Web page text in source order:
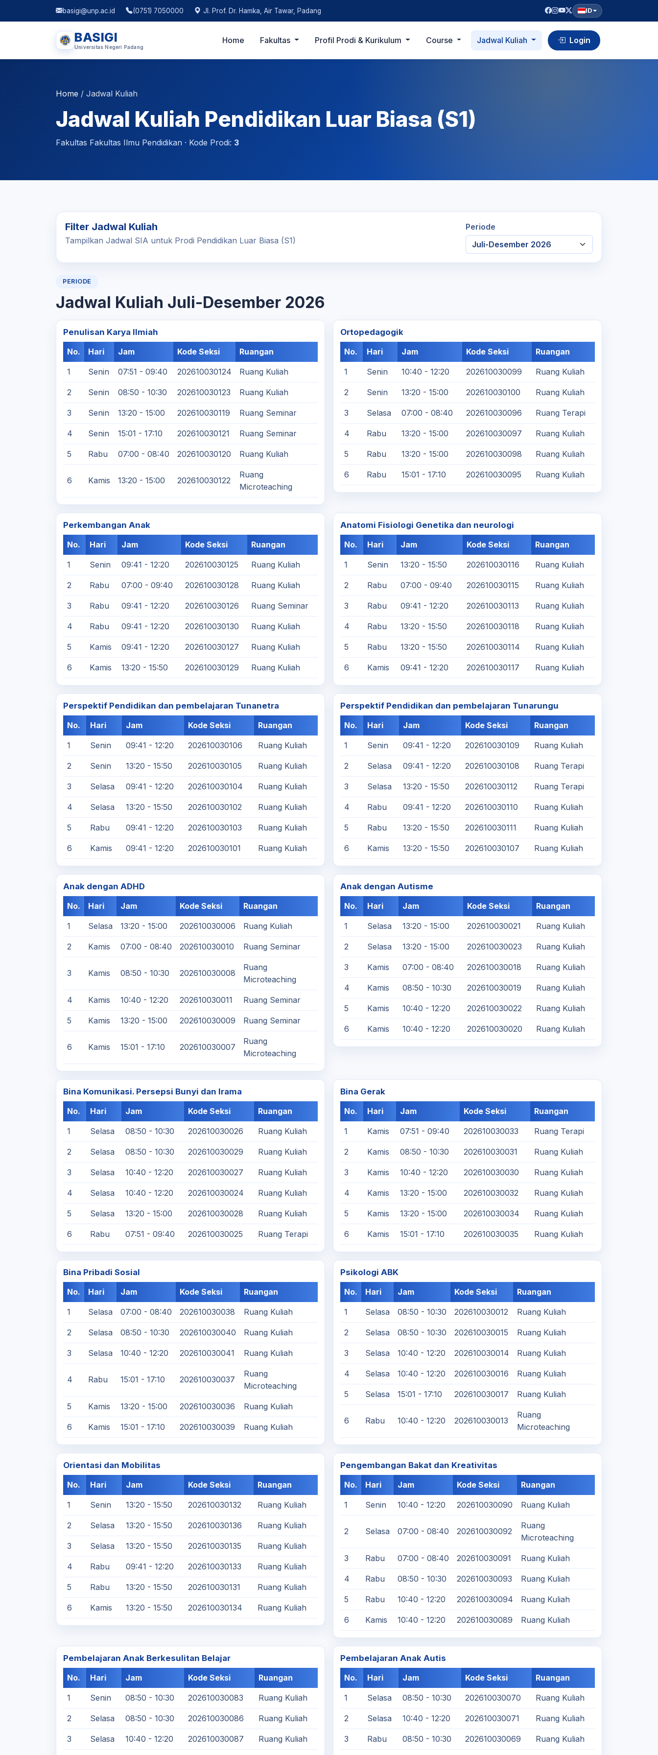
basigi@unp.ac.id (0751) 7050000 Jl. Prof. Dr. Hamka, Air Tawar, Padang ID
BASIGI
Universitas Negeri Padang
Home Fakultas Profil Prodi & Kurikulum Course Jadwal Kuliah Login
Home / Jadwal Kuliah
Jadwal Kuliah Pendidikan Luar Biasa (S1)
Fakultas Fakultas Ilmu Pendidikan · Kode Prodi: 3
Filter Jadwal Kuliah
Tampilkan Jadwal SIA untuk Prodi Pendidikan Luar Biasa (S1)
Periode
PERIODE
Jadwal Kuliah Juli-Desember 2026
Penulisan Karya Ilmiah
No.
Hari Jam Kode Seksi Ruangan
1 Senin 07:51 - 09:40 202610030124 Ruang Kuliah
2 Senin 08:50 - 10:30 202610030123 Ruang Kuliah
3 Senin 13:20 - 15:00 202610030119 Ruang Seminar
4 Senin 15:01 - 17:10 202610030121 Ruang Seminar
5 Rabu 07:00 - 08:40 202610030120 Ruang Kuliah
6 Kamis 13:20 - 15:00 202610030122
Ruang
Microteaching
Ortopedagogik
No.
Hari Jam Kode Seksi Ruangan
1 Senin 10:40 - 12:20 202610030099 Ruang Kuliah
2 Senin 13:20 - 15:00 202610030100 Ruang Kuliah
3 Selasa 07:00 - 08:40 202610030096 Ruang Terapi
4 Rabu 13:20 - 15:00 202610030097 Ruang Kuliah
5 Rabu 13:20 - 15:00 202610030098 Ruang Kuliah
6 Rabu 15:01 - 17:10 202610030095 Ruang Kuliah
Perkembangan Anak
No.
Hari Jam Kode Seksi Ruangan
1 Senin 09:41 - 12:20 202610030125 Ruang Kuliah
2 Rabu 07:00 - 09:40 202610030128 Ruang Kuliah
3 Rabu 09:41 - 12:20 202610030126 Ruang Seminar
4 Rabu 09:41 - 12:20 202610030130 Ruang Kuliah
5 Kamis 09:41 - 12:20 202610030127 Ruang Kuliah
6 Kamis 13:20 - 15:50 202610030129 Ruang Kuliah
Anatomi Fisiologi Genetika dan neurologi
No.
Hari Jam Kode Seksi Ruangan
1 Senin 13:20 - 15:50 202610030116 Ruang Kuliah
2 Rabu 07:00 - 09:40 202610030115 Ruang Kuliah
3 Rabu 09:41 - 12:20 202610030113 Ruang Kuliah
4 Rabu 13:20 - 15:50 202610030118 Ruang Kuliah
5 Rabu 13:20 - 15:50 202610030114 Ruang Kuliah
6 Kamis 09:41 - 12:20 202610030117 Ruang Kuliah
Perspektif Pendidikan dan pembelajaran Tunanetra
No.
Hari Jam Kode Seksi Ruangan
1 Senin 09:41 - 12:20 202610030106 Ruang Kuliah
2 Senin 13:20 - 15:50 202610030105 Ruang Kuliah
3 Selasa 09:41 - 12:20 202610030104 Ruang Kuliah
4 Selasa 13:20 - 15:50 202610030102 Ruang Kuliah
5 Rabu 09:41 - 12:20 202610030103 Ruang Kuliah
6 Kamis 09:41 - 12:20 202610030101 Ruang Kuliah
Perspektif Pendidikan dan pembelajaran Tunarungu
No.
Hari Jam Kode Seksi Ruangan
1 Senin 09:41 - 12:20 202610030109 Ruang Kuliah
2 Selasa 09:41 - 12:20 202610030108 Ruang Terapi
3 Selasa 13:20 - 15:50 202610030112 Ruang Terapi
4 Rabu 09:41 - 12:20 202610030110 Ruang Kuliah
5 Rabu 13:20 - 15:50 202610030111 Ruang Kuliah
6 Kamis 13:20 - 15:50 202610030107 Ruang Kuliah
Anak dengan ADHD
No.
Hari Jam Kode Seksi Ruangan
1 Selasa 13:20 - 15:00 202610030006 Ruang Kuliah
2 Kamis 07:00 - 08:40 202610030010 Ruang Seminar
3 Kamis 08:50 - 10:30 202610030008
Ruang
Microteaching
4 Kamis 10:40 - 12:20 202610030011 Ruang Seminar
5 Kamis 13:20 - 15:00 202610030009 Ruang Seminar
6 Kamis 15:01 - 17:10 202610030007
Ruang
Microteaching
Anak dengan Autisme
No.
Hari Jam Kode Seksi Ruangan
1 Selasa 13:20 - 15:00 202610030021 Ruang Kuliah
2 Selasa 13:20 - 15:00 202610030023 Ruang Kuliah
3 Kamis 07:00 - 08:40 202610030018 Ruang Kuliah
4 Kamis 08:50 - 10:30 202610030019 Ruang Kuliah
5 Kamis 10:40 - 12:20 202610030022 Ruang Kuliah
6 Kamis 10:40 - 12:20 202610030020 Ruang Kuliah
Bina Komunikasi. Persepsi Bunyi dan Irama
No.
Hari Jam Kode Seksi Ruangan
1 Selasa 08:50 - 10:30 202610030026 Ruang Kuliah
2 Selasa 08:50 - 10:30 202610030029 Ruang Kuliah
3 Selasa 10:40 - 12:20 202610030027 Ruang Kuliah
4 Selasa 10:40 - 12:20 202610030024 Ruang Kuliah
5 Selasa 13:20 - 15:00 202610030028 Ruang Kuliah
6 Rabu 07:51 - 09:40 202610030025 Ruang Terapi
Bina Gerak
No.
Hari Jam Kode Seksi Ruangan
1 Kamis 07:51 - 09:40 202610030033 Ruang Terapi
2 Kamis 08:50 - 10:30 202610030031 Ruang Kuliah
3 Kamis 10:40 - 12:20 202610030030 Ruang Kuliah
4 Kamis 13:20 - 15:00 202610030032 Ruang Kuliah
5 Kamis 13:20 - 15:00 202610030034 Ruang Kuliah
6 Kamis 15:01 - 17:10 202610030035 Ruang Kuliah
Bina Pribadi Sosial
No.
Hari Jam Kode Seksi Ruangan
1 Selasa 07:00 - 08:40 202610030038 Ruang Kuliah
2 Selasa 08:50 - 10:30 202610030040 Ruang Kuliah
3 Selasa 10:40 - 12:20 202610030041 Ruang Kuliah
4 Rabu 15:01 - 17:10 202610030037
Ruang
Microteaching
5 Kamis 13:20 - 15:00 202610030036 Ruang Kuliah
6 Kamis 15:01 - 17:10 202610030039 Ruang Kuliah
Psikologi ABK
No.
Hari Jam Kode Seksi Ruangan
1 Selasa 08:50 - 10:30 202610030012 Ruang Kuliah
2 Selasa 08:50 - 10:30 202610030015 Ruang Kuliah
3 Selasa 10:40 - 12:20 202610030014 Ruang Kuliah
4 Selasa 10:40 - 12:20 202610030016 Ruang Kuliah
5 Selasa 15:01 - 17:10 202610030017 Ruang Kuliah
6 Rabu 10:40 - 12:20 202610030013
Ruang
Microteaching
Orientasi dan Mobilitas
No.
Hari Jam Kode Seksi Ruangan
1 Senin 13:20 - 15:50 202610030132 Ruang Kuliah
2 Selasa 13:20 - 15:50 202610030136 Ruang Kuliah
3 Selasa 13:20 - 15:50 202610030135 Ruang Kuliah
4 Rabu 09:41 - 12:20 202610030133 Ruang Kuliah
5 Rabu 13:20 - 15:50 202610030131 Ruang Kuliah
6 Kamis 13:20 - 15:50 202610030134 Ruang Kuliah
Pengembangan Bakat dan Kreativitas
No.
Hari Jam Kode Seksi Ruangan
1 Senin 10:40 - 12:20 202610030090 Ruang Kuliah
2 Selasa 07:00 - 08:40 202610030092
Ruang
Microteaching
3 Rabu 07:00 - 08:40 202610030091 Ruang Kuliah
4 Rabu 08:50 - 10:30 202610030093 Ruang Kuliah
5 Rabu 10:40 - 12:20 202610030094 Ruang Kuliah
6 Kamis 10:40 - 12:20 202610030089 Ruang Kuliah
Pembelajaran Anak Berkesulitan Belajar
No.
Hari Jam Kode Seksi Ruangan
1 Senin 08:50 - 10:30 202610030083 Ruang Kuliah
2 Selasa 08:50 - 10:30 202610030086 Ruang Kuliah
3 Selasa 10:40 - 12:20 202610030087 Ruang Kuliah
Pembelajaran Anak Autis
No.
Hari Jam Kode Seksi Ruangan
1 Selasa 08:50 - 10:30 202610030070 Ruang Kuliah
2 Selasa 10:40 - 12:20 202610030071 Ruang Kuliah
3 Rabu 08:50 - 10:30 202610030069 Ruang Kuliah